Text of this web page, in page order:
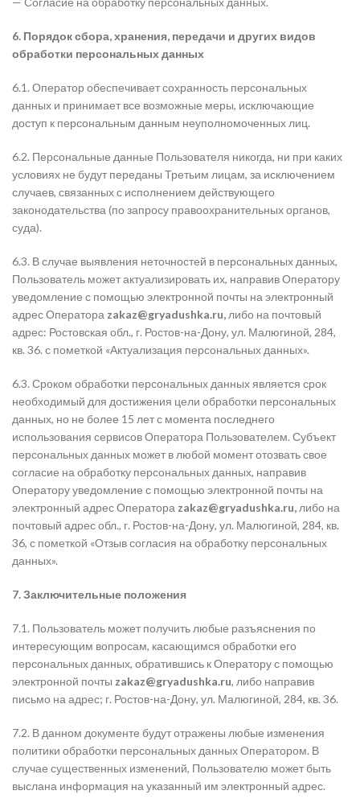
6. Порядок сбора, хранения, передачи и других видов
обработки персональных данных
6.1. Оператор обеспечивает сохранность персональных
данных и принимает все возможные меры, исключающие
доступ к персональным данным неуполномоченных лиц.
6.2. Персональные данные Пользователя никогда, ни при каких
условиях не будут переданы Третьим лицам, за исключением
случаев, связанных с исполнением действующего
законодательства (по запросу правоохранительных органов,
суда).
6.3. В случае выявления неточностей в персональных данных,
Пользователь может актуализировать их, направив Оператору
уведомление с помощью электронной почты на электронный
адрес Оператора zakaz@gryadushka.ru, либо на почтовый
адрес: Ростовская обл., г. Ростов-на-Дону, ул. Малюгиной, 284,
кв. 36. с пометкой «Актуализация персональных данных».
6.3. Сроком обработки персональных данных является срок
необходимый для достижения цели обработки персональных
данных, но не более 15 лет с момента последнего
использования сервисов Оператора Пользователем. Субъект
персональных данных может в любой момент отозвать свое
согласие на обработку персональных данных, направив
Оператору уведомление с помощью электронной почты на
электронный адрес Оператора zakaz@gryadushka.ru, либо на
почтовый адресобл., г. Ростов-на-Дону, ул. Малюгиной, 284, кв.
36, с пометкой «Отзыв согласия на обработку персональных
данных».
7. Заключительные положения
7.1. Пользователь может получить любые разъяснения по
интересующим вопросам, касающимся обработки его
персональных данных, обратившись к Оператору с помощью
электронной почты zakaz@gryadushka.ru, либо направив
письмо на адрес; г. Ростов-на-Дону, ул. Малюгиной, 284, кв. 36.
7.2. В данном документе будут отражены любые изменения
политики обработки персональных данных Оператором. В
случае существенных изменений, Пользователю может быть
выслана информация на указанный им электронный адрес.